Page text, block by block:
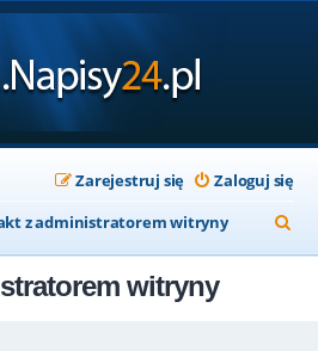
Zaloguj się
Zarejestruj się
z administratorem witryny
z
witryny